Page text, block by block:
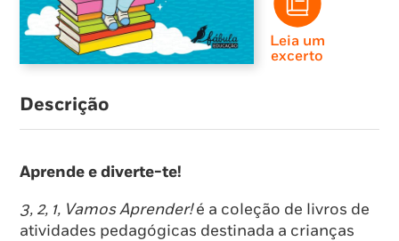
Leia um
excerto
Descrição
Aprende e diverte-te!
3, 2, 1, Vamos Aprender!é a coleção de livros de
atividades pedagógicas destinada a crianças